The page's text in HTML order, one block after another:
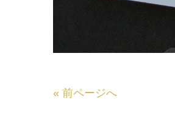
« 前ページへ